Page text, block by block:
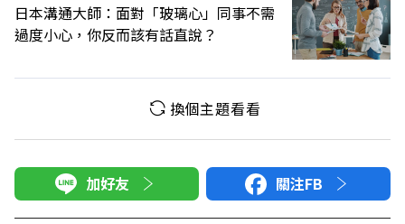
日本溝通大師：面對「玻璃心」同事不需
過度小心，你反而該有話直說？
換個主題看看
加好友 關注FB